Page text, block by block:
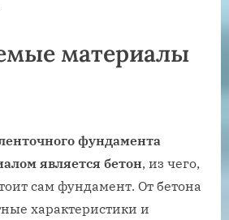
материалы
фундамента
является бетон, из чего,
сам фундамент. От бетона
характеристики и